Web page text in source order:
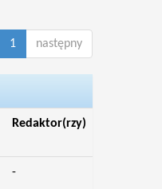
1 następny
Redaktor(rzy)
-